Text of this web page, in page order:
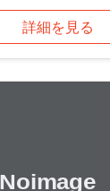
詳細を見る